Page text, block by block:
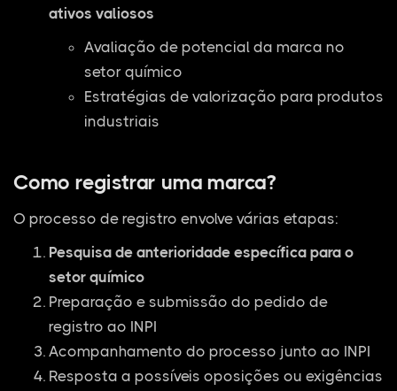
ativos valiosos
Avaliação de potencial da marca no
setor químico
Estratégias de valorização para produtos
industriais
Como registrar uma marca?
O processo de registro envolve várias etapas:
Pesquisa de anterioridade específica para o
setor químico
Preparação e submissão do pedido de
registro ao INPI
Acompanhamento do processo junto ao INPI
Resposta a possíveis oposições ou exigências